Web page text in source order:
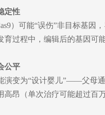
定性
）可能“误伤”非目标基
育过程中，编辑后的基因可
公平
演变为“设计婴儿”——父母
昂（单次治疗可能超过百